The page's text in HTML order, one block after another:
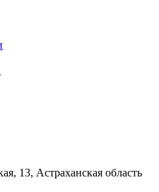
13, Астраханская область